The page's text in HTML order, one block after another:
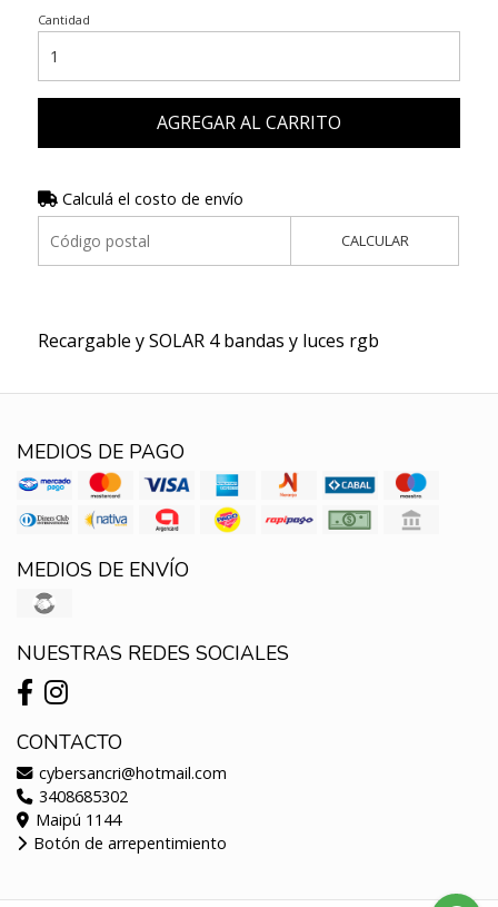
Cantidad
AGREGAR AL CARRITO
Calculá el costo de envío
CALCULAR
Recargable y SOLAR 4 bandas y luces rgb
MEDIOS DE PAGO
MEDIOS DE ENVÍO
NUESTRAS REDES SOCIALES
CONTACTO
cybersancri@hotmail.com
3408685302
Maipú 1144
Botón de arrepentimiento